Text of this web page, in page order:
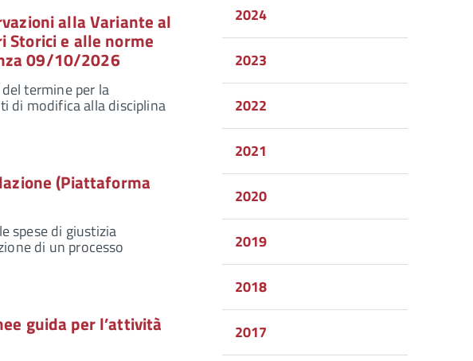
alla Variante al
Storici e alle norme
09/10/2026
termine per la
di modifica alla disciplina
(Piattaforma
spese di giustizia
di un processo
guida per l’attività
2024
2023
2022
2021
2020
2019
2018
2017